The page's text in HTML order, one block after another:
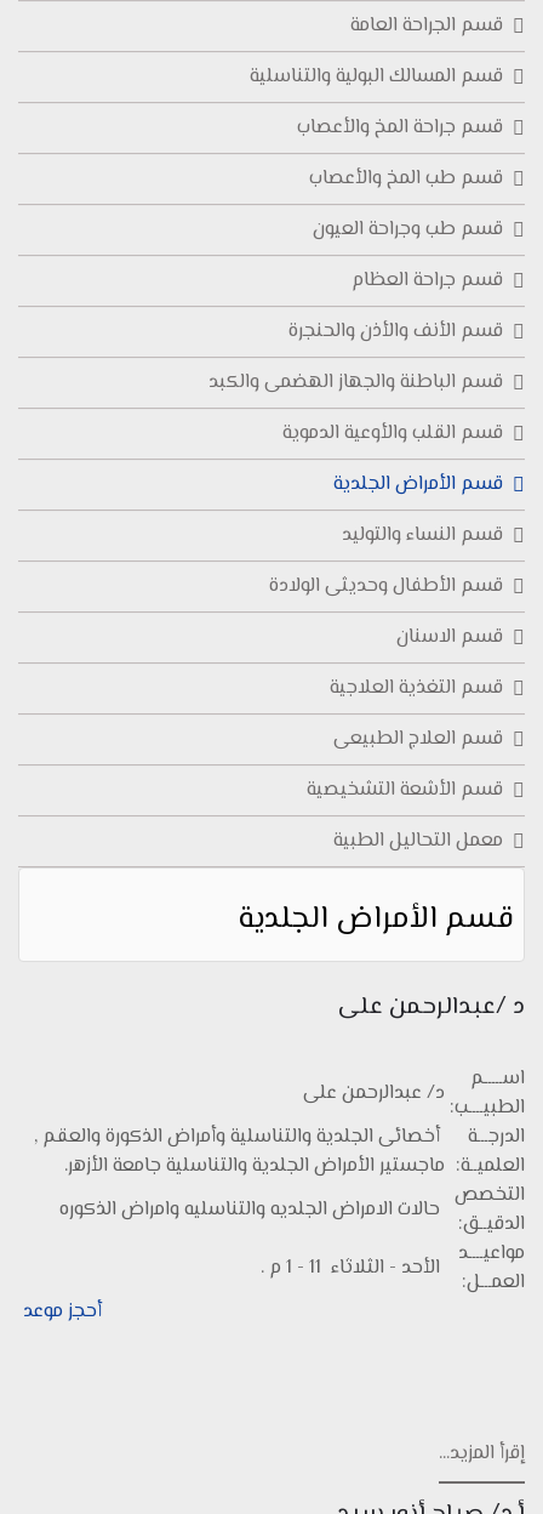
قسم الجراحة العامة
قسم المسالك البولية والتناسلية
قسم جراحة المخ والأعصاب
قسم طب المخ والأعصاب
قسم طب وجراحة العيون
قسم جراحة العظام
قسم الأنف والأذن والحنجرة
قسم الباطنة والجهاز الهضمى والكبد
قسم القلب والأوعية الدموية
قسم الأمراض الجلدية
قسم النساء والتوليد
قسم الأطفال وحديثى الولادة
قسم الاسنان
قسم التغذية العلاجية
قسم العلاج الطبيعى
قسم الأشعة التشخيصية
معمل التحاليل الطبية
قسم الأمراض الجلدية
د /عبدالرحمن على
د/ عبدالرحمن على
اســـــم
الطبيــــب:
أخصائى الجلدية والتناسلية وأمراض الذكورة والعقم ,
ماجستير الأمراض الجلدية والتناسلية جامعة الأزهر.
الدرجـــة
العلميــة:
حالات الامراض الجلديه والتناسليه وامراض الذكوره التخصص
الدقيــق:
الأحد - الثلاثاء 11 - 1 م .
مواعيــــد
العمـــل:
أحجز موعد
إقرأ المزيد...